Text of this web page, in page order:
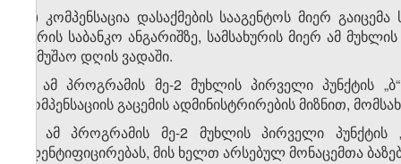
დ) კომპენსაცია დასაქმების სააგენტოს მიერ
პირის საბანკო ანგარიშზე, სამსახურის მიერ ამ
სამუშაო დღის ვადაში.
2. ამ პროგრამის მე-2 მუხლის პირველი პუნქტის
კომპენსაციის გაცემის ადმინისტრირების მიზნით,
ა) ამ პროგრამის მე-2 მუხლის პირველი პუნქტის
იდენტიფიცირებას, მის ხელთ არსებულ მონაცემთა